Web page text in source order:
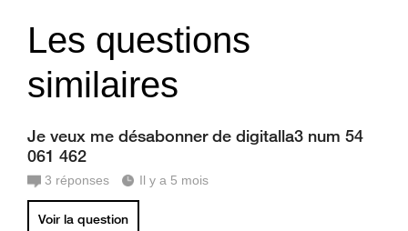
Les questions
similaires
Je veux me désabonner de digitalla3 num 54
061 462
3 réponses Il y a 5 mois
Voir la question